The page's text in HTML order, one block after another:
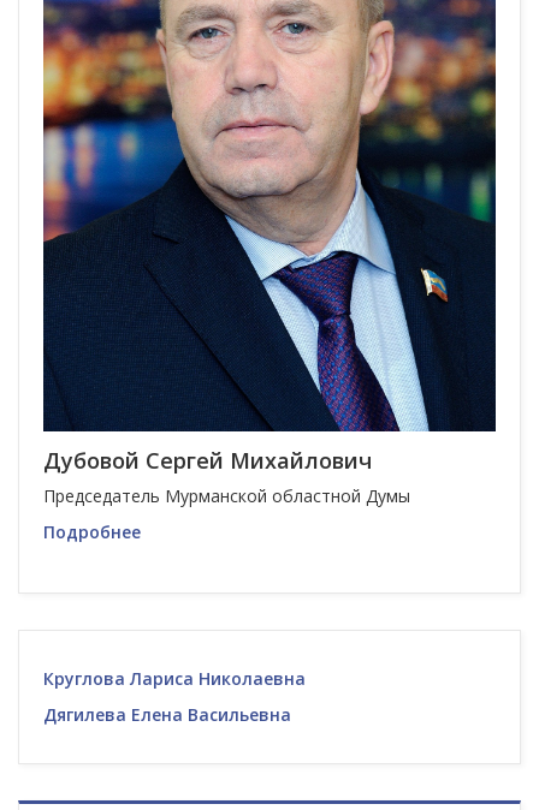
Дубовой Сергей Михайлович
Председатель Мурманской областной Думы
Подробнее
Круглова Лариса Николаевна
Дягилева Елена Васильевна